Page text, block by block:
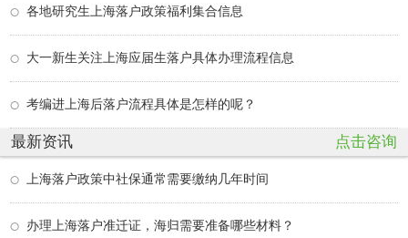
各地研究生上海落户政策福利集合信息
大一新生关注上海应届生落户具体办理流程信息
考编进上海后落户流程具体是怎样的呢？
最新资讯 点击咨询
上海落户政策中社保通常需要缴纳几年时间
办理上海落户准迁证，海归需要准备哪些材料？